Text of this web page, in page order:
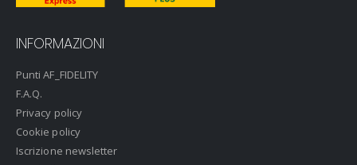
INFORMAZIONI
Punti AF_FIDELITY
F.A.Q.
Privacy policy
Cookie policy
Iscrizione newsletter